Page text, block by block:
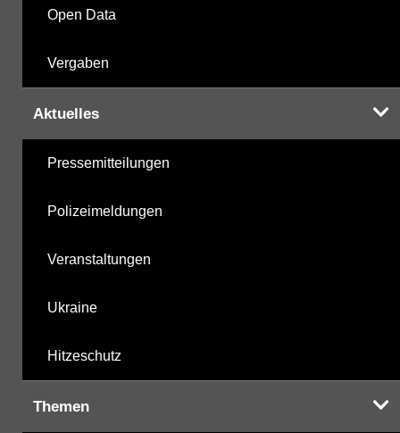
Open Data
Vergaben
Aktuelles
Pressemitteilungen
Polizeimeldungen
Veranstaltungen
Ukraine
Hitzeschutz
Themen